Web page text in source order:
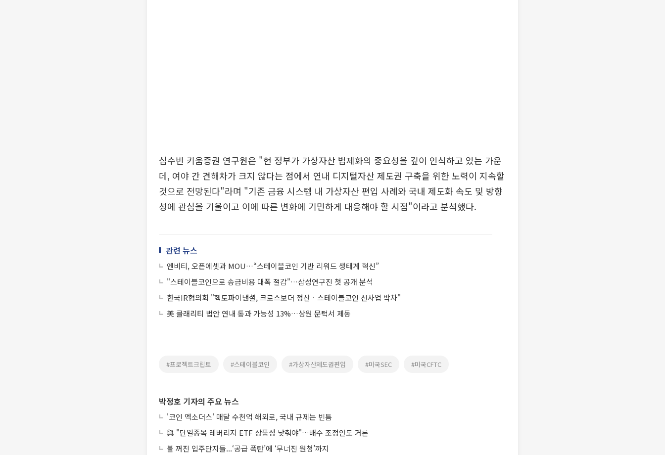
심수빈 키움증권 연구원은 "현 정부가 가상자산 법제화의 중요성을 깊이 인식하고 있는 가운
데, 여야 간 견해차가 크지 않다는 점에서 연내 디지털자산 제도권 구축을 위한 노력이 지속할
것으로 전망된다"라며 "기존 금융 시스템 내 가상자산 편입 사례와 국내 제도화 속도 및 방향
성에 관심을 기울이고 이에 따른 변화에 기민하게 대응해야 할 시점"이라고 분석했다.
관련 뉴스
엔비티, 오픈에셋과 MOU…“스테이블코인 기반 리워드 생태계 혁신”
"스테이블코인으로 송금비용 대폭 절감"…삼성연구진 첫 공개 분석
한국IR협의회 "헥토파이낸셜, 크로스보더 정산ㆍ스테이블코인 신사업 박차"
美 클래리티 법안 연내 통과 가능성 13%…상원 문턱서 제동
#프로젝트크립토 #스테이블코인 #가상자산제도권편입 #미국SEC #미국CFTC
박정호 기자의 주요 뉴스
'코인 엑소더스' 매달 수천억 해외로, 국내 규제는 빈틈
與 "단일종목 레버리지 ETF 상품성 낮춰야"…배수 조정안도 거론
불 꺼진 입주단지들...‘공급 폭탄’에 ‘무너진 원청’까지